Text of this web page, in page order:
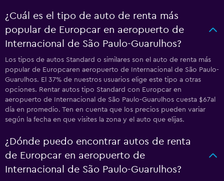
¿Cuál es el tipo de auto de renta más
popular de Europcar en aeropuerto de
Internacional de São Paulo-Guarulhos?
Los tipos de autos Standard o similares son el auto de renta más
popular de Europcaren aeropuerto de Internacional de São Paulo-
Guarulhos. El 37% de nuestros usuarios elige este tipo a otras
opciones. Rentar autos tipo Standard con Europcar en
aeropuerto de Internacional de São Paulo-Guarulhos cuesta $67al
día en promedio. Ten en cuenta que los precios pueden variar
según la fecha en que visites la zona y el auto que elijas.
¿Dónde puedo encontrar autos de renta
de Europcar en aeropuerto de
Internacional de São Paulo-Guarulhos?